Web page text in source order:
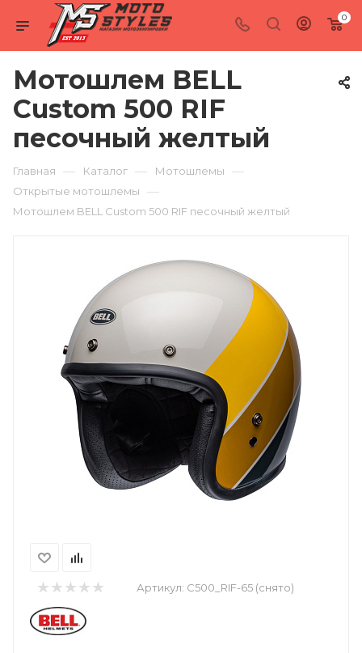
0
Мотошлем BELL
Custom 500 RIF
песочный желтый
Главная — Каталог — Мотошлемы —
Открытые мотошлемы —
Мотошлем BELL Custom 500 RIF песочный желтый
Артикул: C500_RIF-65 (снято)